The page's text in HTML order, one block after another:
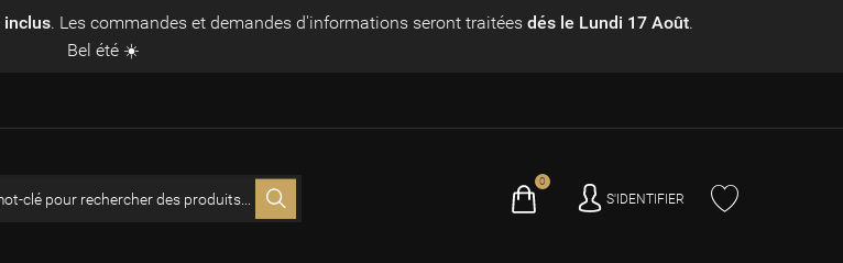
inclus. Les commandes et demandes d'informations seront traitées dés le Lundi 17 Août.
Bel été ☀️
Panier
0
S'IDENTIFIER